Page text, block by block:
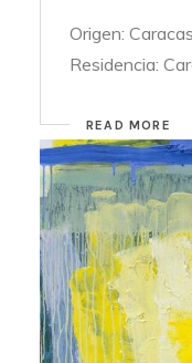
Origen:
Residencia:
READ MORE